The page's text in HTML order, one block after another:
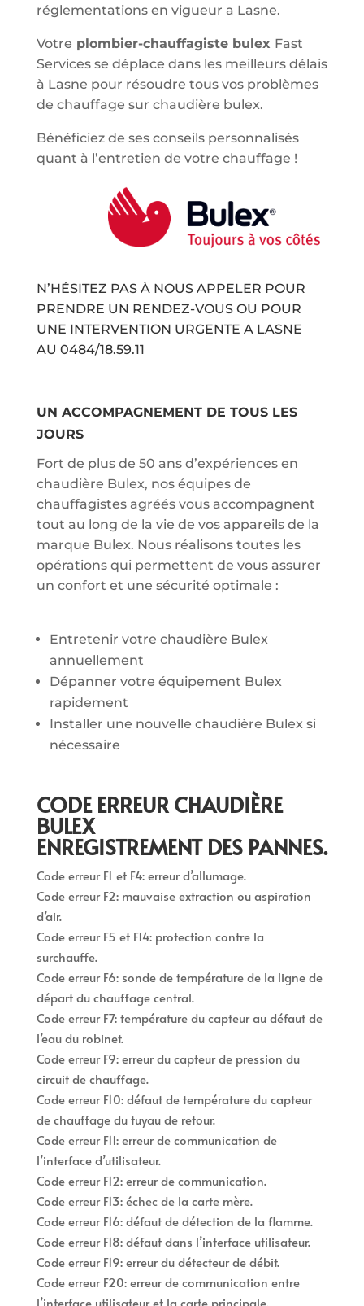
réglementations en vigueur a Lasne.
Votre plombier-chauffagiste bulex Fast
Services se déplace dans les meilleurs délais
à Lasne pour résoudre tous vos problèmes
de chauffage sur chaudière bulex.
Bénéficiez de ses conseils personnalisés
quant à l’entretien de votre chauffage !
N’HÉSITEZ PAS À NOUS APPELER POUR
PRENDRE UN RENDEZ-VOUS OU POUR
UNE INTERVENTION URGENTE A LASNE
AU 0484/18.59.11
UN ACCOMPAGNEMENT DE TOUS LES
JOURS
Fort de plus de 50 ans d’expériences en
chaudière Bulex, nos équipes de
chauffagistes agréés vous accompagnent
tout au long de la vie de vos appareils de la
marque Bulex. Nous réalisons toutes les
opérations qui permettent de vous assurer
un confort et une sécurité optimale :
Entretenir votre chaudière Bulex
annuellement
Dépanner votre équipement Bulex
rapidement
Installer une nouvelle chaudière Bulex si
nécessaire
CODE ERREUR CHAUDIÈRE
BULEX
ENREGISTREMENT DES PANNES.
Code erreur F1 et F4: erreur d’allumage.
Code erreur F2: mauvaise extraction ou aspiration
d’air.
Code erreur F5 et F14: protection contre la
surchauffe.
Code erreur F6: sonde de température de la ligne de
départ du chauffage central.
Code erreur F7: température du capteur au défaut de
l’eau du robinet.
Code erreur F9: erreur du capteur de pression du
circuit de chauffage.
Code erreur F10: défaut de température du capteur
de chauffage du tuyau de retour.
Code erreur F11: erreur de communication de
l’interface d’utilisateur.
Code erreur F12: erreur de communication.
Code erreur F13: échec de la carte mère.
Code erreur F16: défaut de détection de la flamme.
Code erreur F18: défaut dans l’interface utilisateur.
Code erreur F19: erreur du détecteur de débit.
Code erreur F20: erreur de communication entre
l’interface utilisateur et la carte principale.